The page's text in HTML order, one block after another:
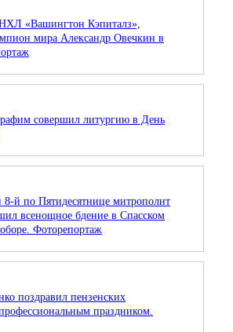
«Вашингтон Кэпиталз»,
мира Александр Овечкин в
совершил литургию в День
й по Пятидесятнице митрополит
всенощное бдение в Спасском
Фоторепортаж
поздравил пензенских
праздником.